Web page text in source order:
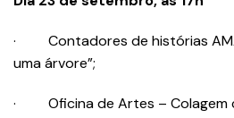
· Contadores de histórias
uma árvore”;
· Oficina de Artes – Colagem